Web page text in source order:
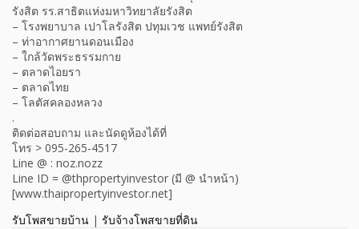
รังสิต​ รร.สาธิตแห่งมหาวิทยาลัยรังสิต
– โรงพยาบาล​ เปาโลรังสิต​ ปทุมเวช​ แพทย์รังสิต
– ท่าอากาศยานดอนเมือง​
– ใกล้วัดพระธรรมกาย
– ตลาดไอยรา
– ตลาดไทย
– โลตัสคลองหลวง
.
ติดต่อสอบถาม และนัดดูห้องได้ที่
โทร > 095-265-4517
Line @ : noz.nozz
Line ID = @thpropertyinvestor (มี @ นำหน้า)
[www.thaipropertyinvestor.net]
รับโพสขายบ้าน | รับจ้างโพสขายที่ดิน